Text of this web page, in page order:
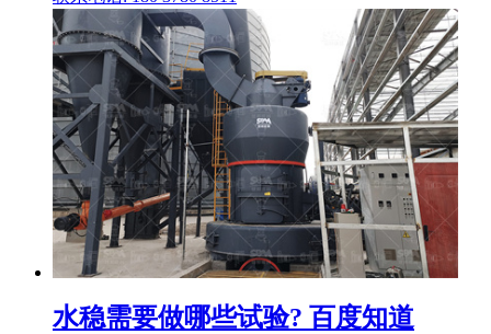
水稳需要做哪些试验? 百度知道